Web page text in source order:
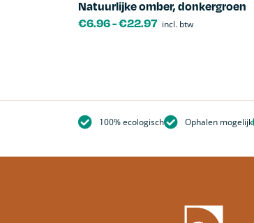
Natuurlijke omber, donkergroen
€6.96-€22.97 incl. btw
100% ecologisch Ophalen mogelijk